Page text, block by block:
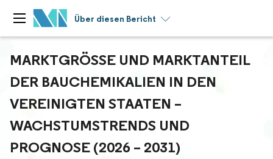
Über diesen Bericht
MARKTGRÖSSE UND MARKTANTEIL D
ER BAUCHEMIKALIEN IN DEN V
EREINIGTEN STAATEN – W
ACHSTUMSTRENDS UND P
ROGNOSE (2026 – 2031)